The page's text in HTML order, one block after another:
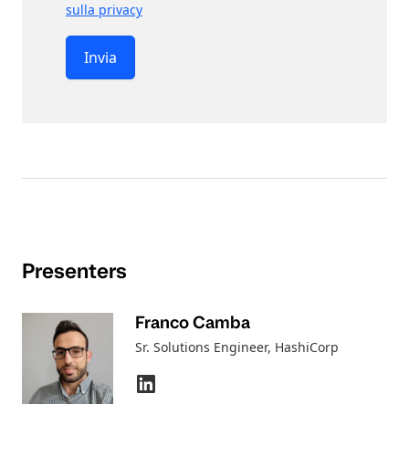
sulla privacy
Invia
Presenters
Franco Camba
Sr. Solutions Engineer, HashiCorp